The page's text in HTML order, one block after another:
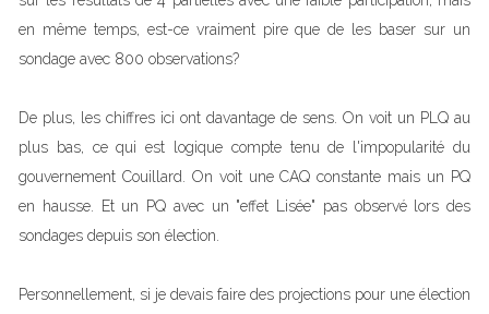
en même temps, est-ce vraiment pire que de les baser sur un
sondage avec 800 observations?
De plus, les chiffres ici ont davantage de sens. On voit un PLQ au
plus bas, ce qui est logique compte tenu de l'impopularité du
gouvernement Couillard. On voit une CAQ constante mais un PQ
en hausse. Et un PQ avec un "effet Lisée" pas observé lors des
sondages depuis son élection.
Personnellement, si je devais faire des projections pour une élection